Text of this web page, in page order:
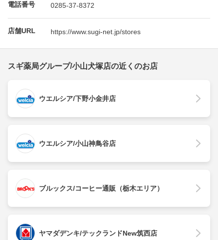
電話番号 0285-37-8372
店舗URL https://www.sugi-net.jp/stores
スギ薬局グループ/小山犬塚店の近くのお店
ウエルシア/下野小金井店
ウエルシア/小山神鳥谷店
ブルックス/コーヒー通販（栃木エリア）
ヤマダデンキ/テックランドNew筑西店